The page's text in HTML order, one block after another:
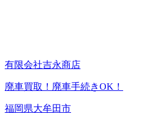
有限会社吉永商店
廃車買取！廃車手続きOK！
福岡県大牟田市